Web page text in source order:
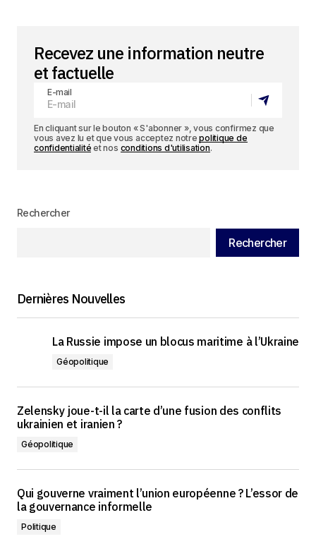
Recevez une information neutre
et factuelle
E-mail
En cliquant sur le bouton « S'abonner », vous confirmez que
vous avez lu et que vous acceptez notrepolitique de
confidentialité et nos conditions d'utilisation.
Rechercher
Rechercher
Dernières Nouvelles
La Russie impose un blocus maritime à l’Ukraine
Géopolitique
Zelensky joue-t-il la carte d’une fusion des conflits
ukrainien et iranien ?
Géopolitique
Qui gouverne vraiment l’union européenne ? L’essor de
la gouvernance informelle
Politique